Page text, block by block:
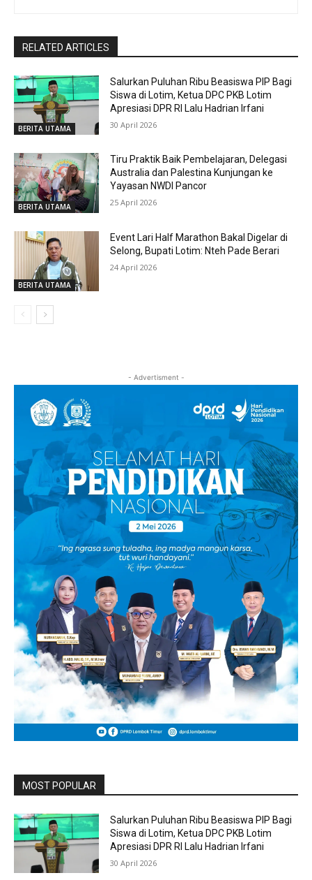
RELATED ARTICLES
BERITA UTAMA
Salurkan Puluhan Ribu Beasiswa PIP Bagi
Siswa di Lotim, Ketua DPC PKB Lotim
Apresiasi DPR RI Lalu Hadrian Irfani
30 April 2026
BERITA UTAMA
Tiru Praktik Baik Pembelajaran, Delegasi
Australia dan Palestina Kunjungan ke
Yayasan NWDI Pancor
25 April 2026
BERITA UTAMA
Event Lari Half Marathon Bakal Digelar di
Selong, Bupati Lotim: Nteh Pade Berari
24 April 2026
- Advertisment -
MOST POPULAR
Salurkan Puluhan Ribu Beasiswa PIP Bagi
Siswa di Lotim, Ketua DPC PKB Lotim
Apresiasi DPR RI Lalu Hadrian Irfani
30 April 2026